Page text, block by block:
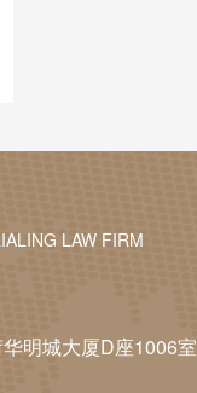
LAW FIRM
明城大厦D座1006室